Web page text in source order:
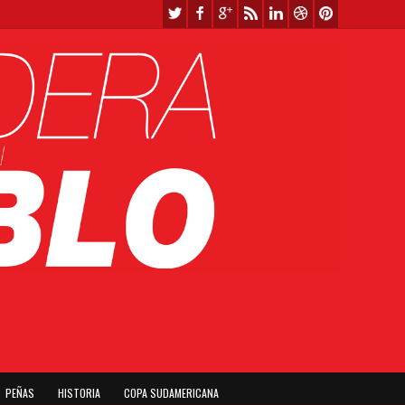
PEÑAS HISTORIA COPA SUDAMERICANA